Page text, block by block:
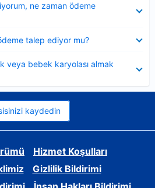
ne zaman ödeme
talep ediyor mu?
veya bebek karyolası almak
kaydedin
Hizmet Koşulları
Gizlilik Bildirimi